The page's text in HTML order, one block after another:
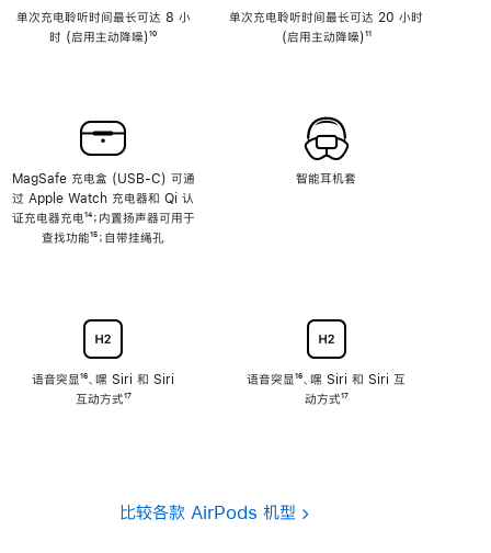
单次充电聆听时间最长可达 8 小
时 (启用主动降噪)脚
¹⁰
MagSafe 充电盒 (USB-C) 可通
过 Apple Watch 充电器和 Qi 认
证充电器充电脚
注
¹⁴；内置扬声器可用于
查找功能脚
¹⁵；自带挂绳孔
语音突显脚
注
¹⁶、嘿 Siri 和 Siri
互动方式脚
¹⁷
单次充电聆听时间最长可达 20 小时
(启用主动降噪)脚
¹¹
智能耳机套
语音突显脚
注
¹⁶、嘿 Siri 和 Siri 互
动方式脚
¹⁷
比较各款 AirPods 机型